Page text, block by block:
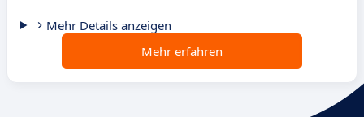
Mehr Details anzeigen
Mehr erfahren